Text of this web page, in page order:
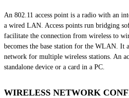
An 802.11 access point is a radio with an
a wired LAN. Access points run bridging
facilitate the connection from wireless to
becomes the base station for the WLAN. It
network for multiple wireless stations. An
standalone device or a card in a PC.
WIRELESS NETWORK